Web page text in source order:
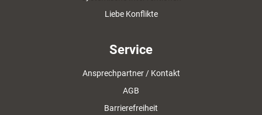
Liebe Konflikte
Service
Ansprechpartner / Kontakt
AGB
Barrierefreiheit